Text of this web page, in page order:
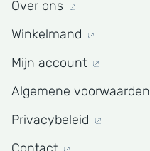
Over ons
Winkelmand
Mijn account
Algemene voorwaarden
Privacybeleid